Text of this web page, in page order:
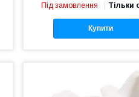
Під замовлення Тільки
Купити